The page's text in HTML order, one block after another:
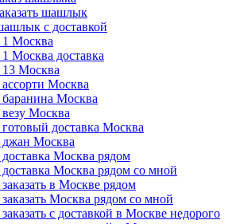
шашлык
с доставкой
Москва
Москва доставка
Москва
Москва
Москва
Москва
доставка Москва
Москва
Москва рядом
Москва рядом со мной
в Москве рядом
Москва рядом со мной
с доставкой в Москве недорого